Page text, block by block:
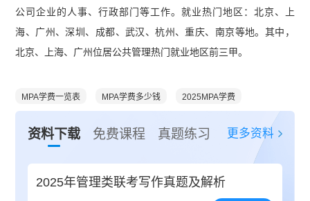
公司企业的人事、行政部门等工作。就业热门地区：北京、上
海、广州、深圳、成都、武汉、杭州、重庆、南京等地。其中，
北京、上海、广州位居公共管理热门就业地区前三甲。
MPA学费一览表 MPA学费多少钱 2025MPA学费
资料下载 免费课程 真题练习 更多资料
2025年管理类联考写作真题及解析